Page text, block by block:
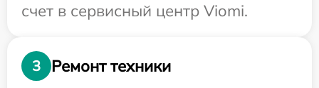
счет в сервисный центр Viomi.
3
Ремонт техники